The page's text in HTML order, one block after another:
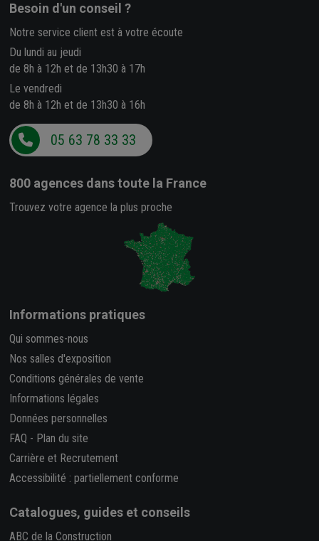
Besoin d'un conseil ?
Notre service client est à votre écoute
Du lundi au jeudi
de 8h à 12h et de 13h30 à 17h
Le vendredi
de 8h à 12h et de 13h30 à 16h
05 63 78 33 33
800 agences dans toute la France
Trouvez votre agence la plus proche
Informations pratiques
Qui sommes-nous
Nos salles d'exposition
Conditions générales de vente
Informations légales
Données personnelles
FAQ - Plan du site
Carrière et Recrutement
Accessibilité : partiellement conforme
Catalogues, guides et conseils
ABC de la Construction